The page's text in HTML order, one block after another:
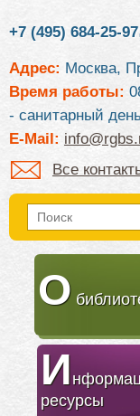
+7 (495) 684-25-97
Адрес: Москва,
Время работы:
- санитарный день
E-Mail:
Все
О
И
ресурсы